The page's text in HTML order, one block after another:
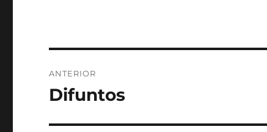
de
ANTERIOR
Entrada
Difuntos